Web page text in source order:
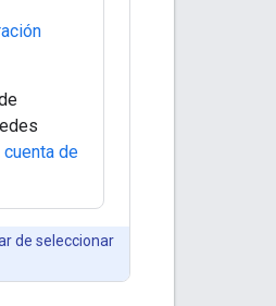
de
de seleccionar